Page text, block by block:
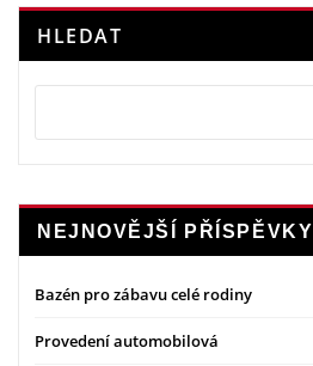
HLEDAT
NEJNOVĚJŠÍ PŘÍSPĚVKY
Bazén pro zábavu celé rodiny
Provedení automobilová